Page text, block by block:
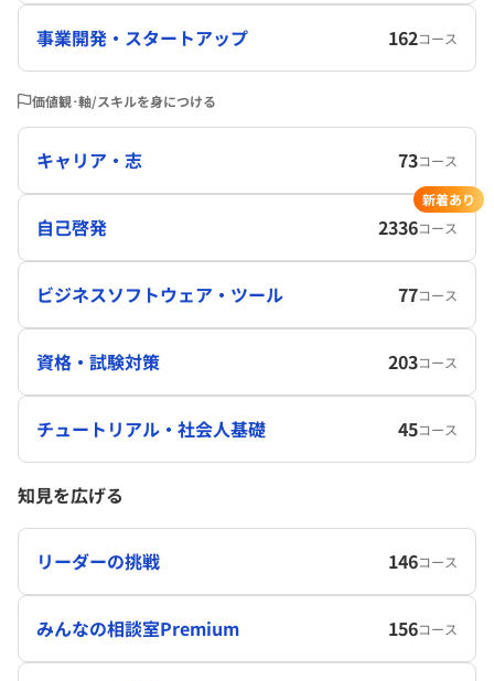
事業開発・スタートアップ 162コース
価値観･軸/スキルを身につける
キャリア・志 73コース
自己啓発 2336コース
新着あり
ビジネスソフトウェア・ツール 77コース
資格・試験対策 203コース
チュートリアル・社会人基礎 45コース
知見を広げる
リーダーの挑戦 146コース
みんなの相談室Premium 156コース